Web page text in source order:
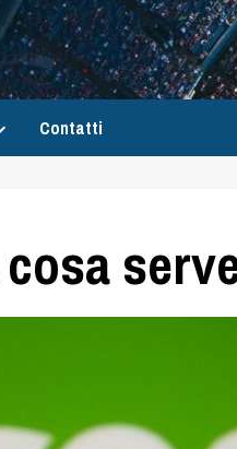
Contatti